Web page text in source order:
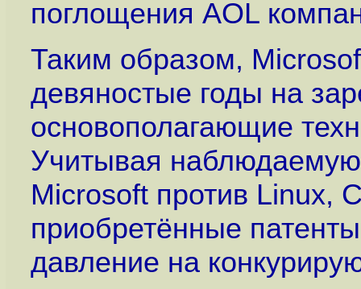
поглощения AOL
Таким образом,
девяностые годы на
основополагающие
Учитывая
Microsoft против Linux,
приобретённые
давление на